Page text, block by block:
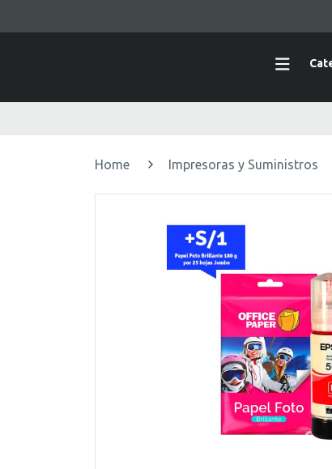
Home Impresoras y Suministros